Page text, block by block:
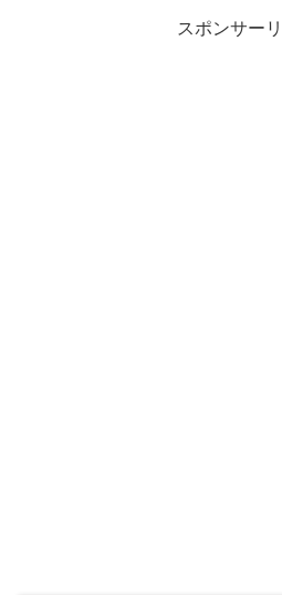
スポンサー